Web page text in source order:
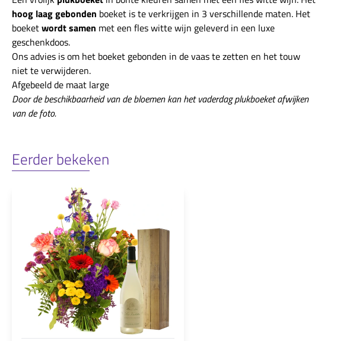
hoog laag gebonden boeket is te verkrijgen in 3 verschillende maten. Het
boeketwordt samen met een fles witte wijn geleverd in een luxe
geschenkdoos.
Ons advies is om het boeket gebonden in de vaas te zetten en het touw
niet te verwijderen.
Afgebeeld de maat large
Door de beschikbaarheid van de bloemen kan het vaderdag plukboeket afwijken
van de foto.
Eerder bekeken